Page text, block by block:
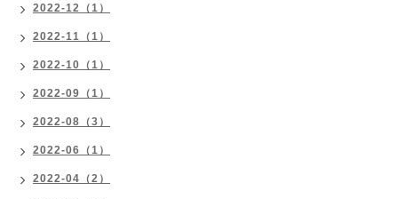
2022-12（1）
2022-11（1）
2022-10（1）
2022-09（1）
2022-08（3）
2022-06（1）
2022-04（2）